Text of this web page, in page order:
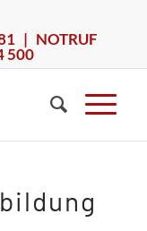
| NOTRUF
500